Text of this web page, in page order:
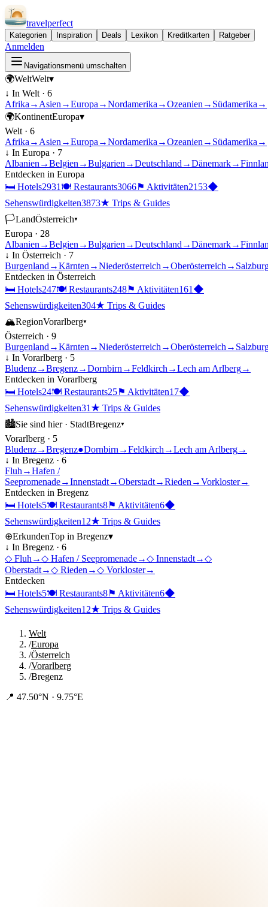
travelperfect
Kategorien Inspiration Deals Lexikon Kreditkarten Ratgeber
Anmelden
Navigationsmenü umschalten
🌍WeltWelt▾
↓ In Welt · 6
Afrika → Asien →Europa →Nordamerika →Ozeanien → Südamerika →
🌍KontinentEuropa▾
Welt · 6
Afrika → Asien →Europa →Nordamerika →Ozeanien → Südamerika →
↓ In Europa · 7
Albanien →Belgien →Bulgarien →Deutschland →Dänemark→
Entdecken in Europa
🛏 Hotels2931 🍽 Restaurants3066⚑ Aktivitäten2153◆
Sehenswürdigkeiten3873★ Trips & Guides
🏳LandÖsterreich▾
Europa · 28
Albanien →Belgien →Bulgarien →Deutschland →Dänemark→
↓ In Österreich · 7
Burgenland →Kärnten →Niederösterreich →Oberösterreich →
Entdecken in Österreich
🛏 Hotels247🍽 Restaurants248⚑ Aktivitäten161 ◆
Sehenswürdigkeiten304★ Trips & Guides
🏔RegionVorarlberg▾
Österreich · 9
Burgenland →Kärnten →Niederösterreich →Oberösterreich →
↓ In Vorarlberg · 5
Bludenz→Bregenz→Dornbirn →Feldkirch →Lech am Arlberg→
Entdecken in Vorarlberg
🛏 Hotels24🍽 Restaurants25⚑ Aktivitäten17◆
Sehenswürdigkeiten31 ★ Trips & Guides
🏙Sie sind hier · StadtBregenz▾
Vorarlberg · 5
Bludenz→Bregenz●Dornbirn →Feldkirch →Lech am Arlberg→
↓ In Bregenz · 6
Fluh →Hafen /
Seepromenade→Innenstadt→Oberstadt→Rieden →Vorkloster→
Entdecken in Bregenz
🛏 Hotels5🍽 Restaurants8⚑ Aktivitäten6◆
Sehenswürdigkeiten12★ Trips & Guides
⊕ErkundenTop in Bregenz▾
↓ In Bregenz · 6
◇ Fluh →◇ Hafen / Seepromenade→◇ Innenstadt→◇
Oberstadt→◇ Rieden →◇ Vorkloster→
Entdecken
🛏 Hotels5🍽 Restaurants8⚑ Aktivitäten6◆
Sehenswürdigkeiten12★ Trips & Guides
Welt
/Europa
/Österreich
/Vorarlberg
/Bregenz
📍 47.50°N · 9.75°E